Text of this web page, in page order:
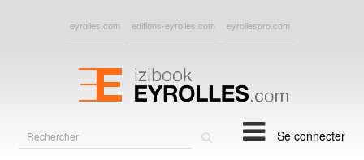
eyrolles.com editions-eyrolles.com eyrollespro.com
Se connecter